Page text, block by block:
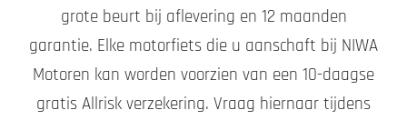
grote beurt bij aflevering en 12 maanden
garantie. Elke motorfiets die u aanschaft bij NIWA
Motoren kan worden voorzien van een 10-daagse
gratis Allrisk verzekering. Vraag hiernaar tijdens